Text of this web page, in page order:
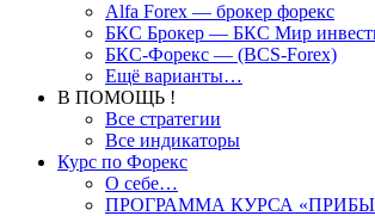
Alfa Forex — брокер форекс
БКС Брокер — БКС Мир
БКС-Форекс — (BCS-Forex)
Ещё варианты…
В ПОМОЩЬ !
Все стратегии
Все индикаторы
Курс по Форекс
О себе…
ПРОГРАММА КУРСА